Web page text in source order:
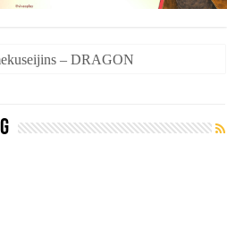
– DRAGON BALL #New